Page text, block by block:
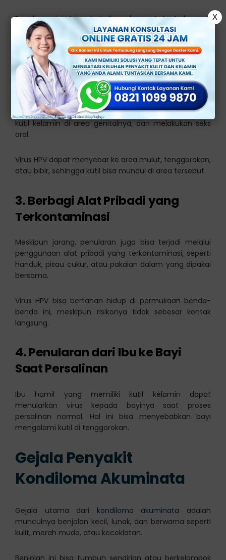
Penularan ini bisa terjadi pada saat berhubungan
seksual, baik vaginal, anal, maupun oral dengan
pasangan yang terinfeksi.
2. Kontak Mulut ke Kelamin (Seks
Oral)
Penularan bisa terjadi jika salah satu pasangan memiliki
kutil kelamin di area genitalnya, dan melakukan seks
oral.
Virus HPV dapat menyebar ke area mulut, tenggorokan,
atau bibir, sehingga kutil bisa muncul di area tersebut.
3. Berbagi Alat Pribadi yang
Terkontaminasi
Meskipun jarang, penularan juga bisa terjadi melalui
penggunaan alat pribadi yang terkontaminasi, seperti
handuk, pisau cukur, atau pakaian dalam yang dipakai
bersama.
Virus HPV bisa bertahan hidup di permukaan benda-
benda ini, meskipun risikonya tidak sebesar kontak
langsung.
4. Penularan dari Ibu ke Bayi
Saat Persalinan
Ibu hamil yang memiliki kutil kelamin dapat
menularkan virus kepada bayinya saat proses
persalinan normal. Hal ini bisa menyebabkan bayi
mengalami kutil di tenggorokan.
Gejala Penyakit
Kondiloma Akuminata
Gejala utama dari kondiloma akuminata adalah
munculnya benjolan kecil, lunak, dan berwarna seperti
kulit, merah muda, atau kecoklatan.
X